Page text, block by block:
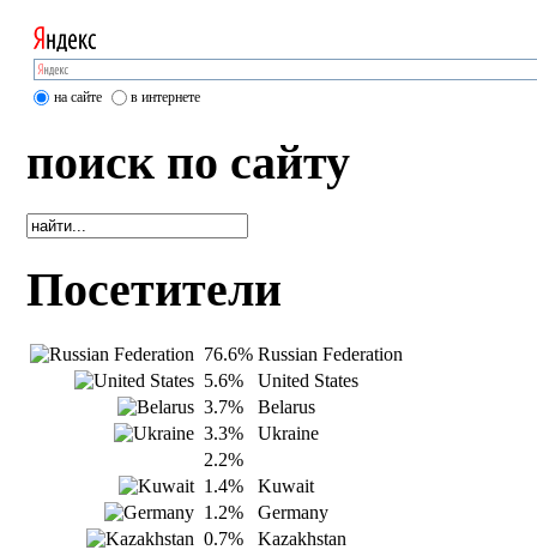
на сайте в интернете
поиск по сайту
Посетители
76.6% Russian Federation
5.6%
United States
3.7%
Belarus
3.3%
Ukraine
2.2%
1.4%
Kuwait
1.2%
Germany
0.7%
Kazakhstan